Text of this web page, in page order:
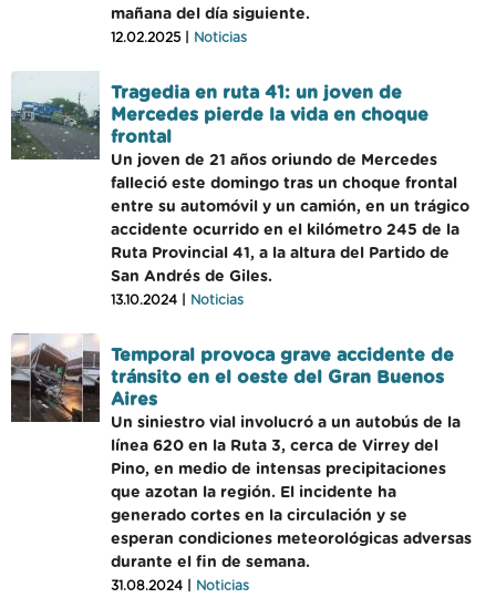
mañana del día siguiente.
12.02.2025 | Noticias
Tragedia en ruta 41: un joven de
Mercedes pierde la vida en choque
frontal
Un joven de 21 años oriundo de Mercedes
falleció este domingo tras un choque frontal
entre su automóvil y un camión, en un trágico
accidente ocurrido en el kilómetro 245 de la
Ruta Provincial 41, a la altura del Partido de
San Andrés de Giles.
13.10.2024 | Noticias
Temporal provoca grave accidente de
tránsito en el oeste del Gran Buenos
Aires
Un siniestro vial involucró a un autobús de la
línea 620 en la Ruta 3, cerca de Virrey del
Pino, en medio de intensas precipitaciones
que azotan la región. El incidente ha
generado cortes en la circulación y se
esperan condiciones meteorológicas adversas
durante el fin de semana.
31.08.2024 | Noticias